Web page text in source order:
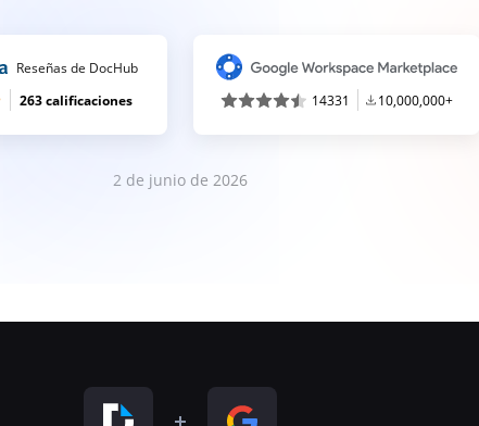
Reseñas de DocHub
263 calificaciones
14331 10,000,000+
2 de junio de 2026